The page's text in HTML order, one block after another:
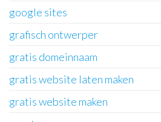
google sites
grafisch ontwerper
gratis domeinnaam
gratis website laten maken
gratis website maken